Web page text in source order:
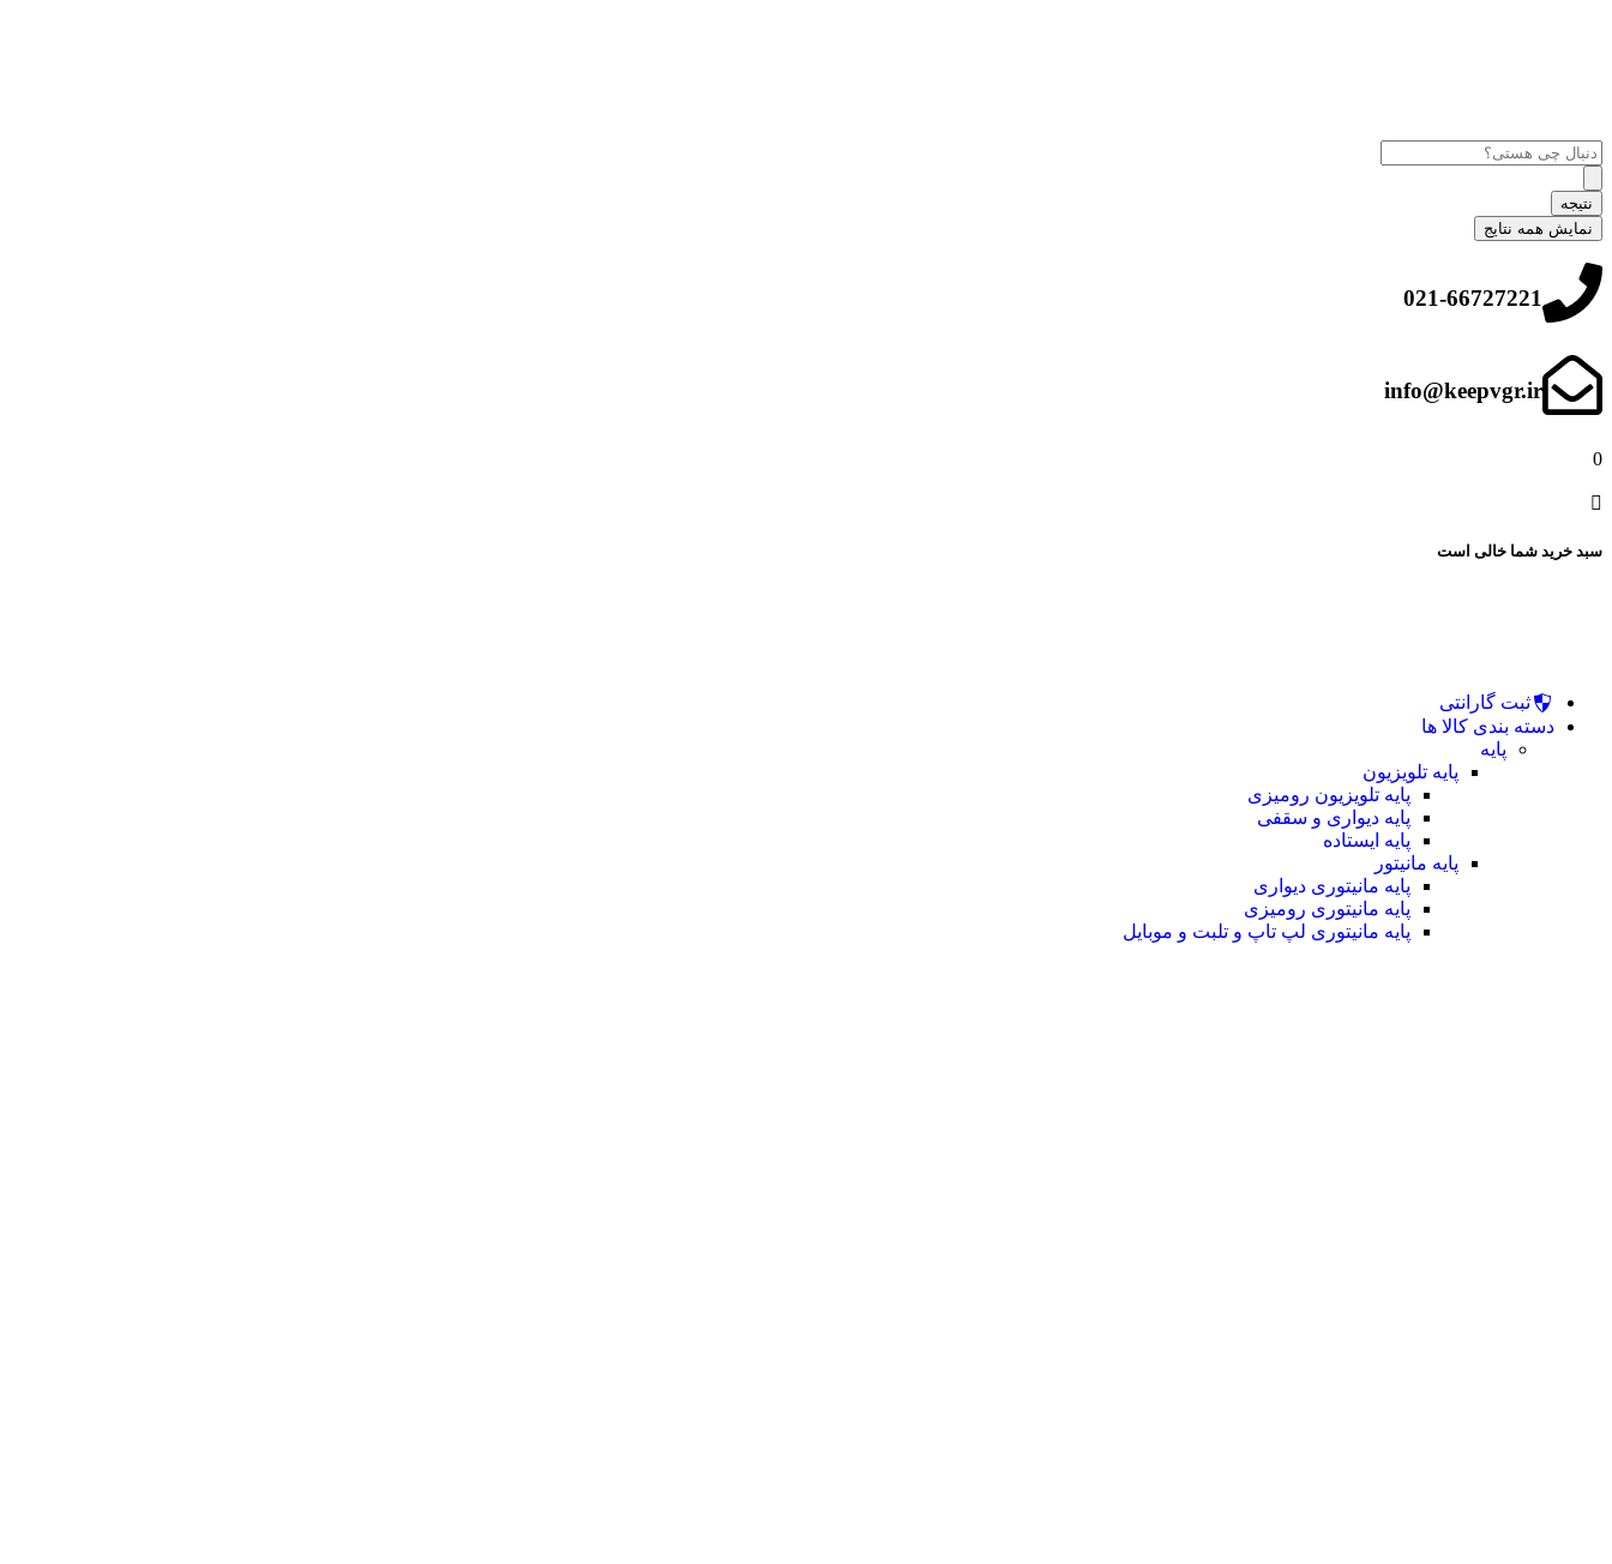
نتیجه
نمایش همه نتایج
021-66727221
info@keepvgr.ir
0
سبد خرید شما خالی است
ثبت گارانتی
دسته بندی کالا ها
پایه
پایه تلویزیون
پایه تلویزیون رومیزی
پایه دیواری و سقفی
پایه ایستاده
پایه مانیتور
پایه مانیتوری دیواری
پایه مانیتوری رومیزی
پایه مانیتوری لپ تاپ و تلبت و موبایل